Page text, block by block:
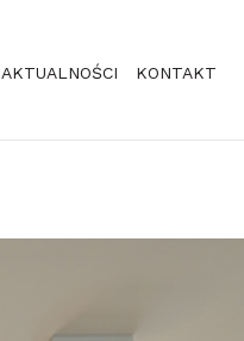
AKTUALNOŚCI KONTAKT